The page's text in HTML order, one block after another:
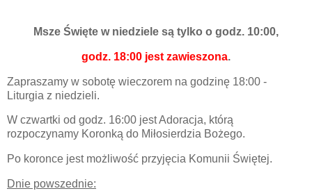
Msze Święte w niedziele są tylko o godz. 10:00,
godz. 18:00 jest zawieszona.
Zapraszamy w sobotę wieczorem na godzinę 18:00 -
Liturgia z niedzieli.
W czwartki od godz. 16:00 jest Adoracja, którą
rozpoczynamy Koronką do Miłosierdzia Bożego.
Po koronce jest możliwość przyjęcia Komunii Świętej.
Dnie powszednie: